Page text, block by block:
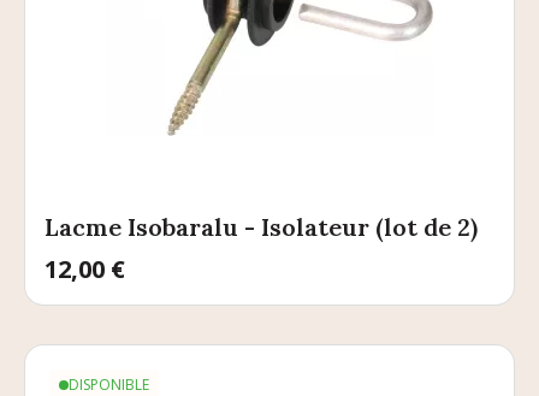
Lacme Isobaralu - Isolateur (lot de 2)
Prix
12,00 €
DISPONIBLE